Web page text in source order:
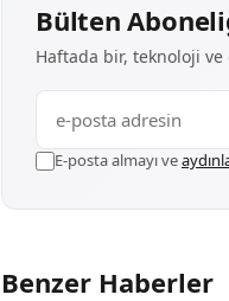
Bülten
Haftada bir, teknoloji
E-posta almayı ve
Benzer Haberler